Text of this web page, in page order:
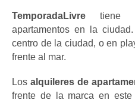
TemporadaLivre tiene
apartamentos en la
centro de la ciudad, o en
frente al mar.
Los alquileres de